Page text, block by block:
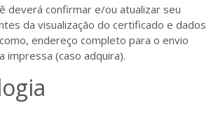
deverá confirmar e/ou atualizar seu
da visualização do certificado e dados
endereço completo para o envio
impressa (caso adquira).